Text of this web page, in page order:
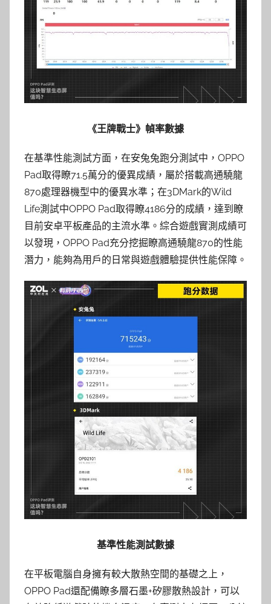
《王牌戰士》幀率數據
在基準性能測試方面，在安兔兔跑分測試中，OPPO
Pad取得瞭71.5萬分的優異成績，屬於搭載高通驍龍
870處理器機型中的優異水準；在3DMark的Wild
Life測試中OPPO Pad取得瞭4186分的成績，達到瞭
目前安卓平板產品的主流水準。綜合遊戲實測成績可
以發現，OPPO Pad充分挖掘瞭高通驍龍870的性能
潛力，能夠為用戶的日常與遊戲體驗提供性能保障。
基準性能測試數據
在平板電腦自身擁有較大散熱空間的基礎之上，
OPPO Pad還配備瞭多層石墨+矽膠散熱設計，可以